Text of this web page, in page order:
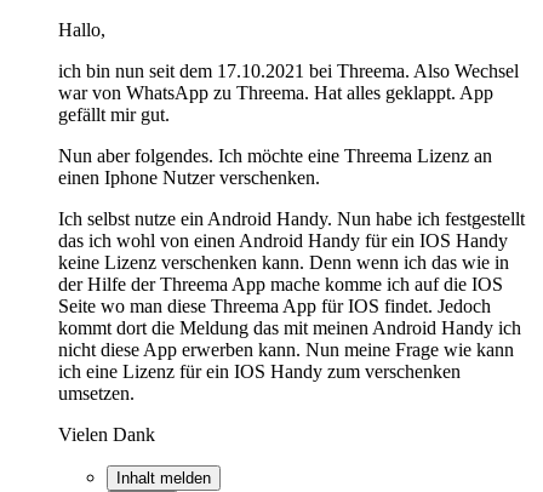
Hallo,
ich bin nun seit dem 17.10.2021 bei Threema. Also Wechsel
war von WhatsApp zu Threema. Hat alles geklappt. App
gefällt mir gut.
Nun aber folgendes. Ich möchte eine Threema Lizenz an
einen Iphone Nutzer verschenken.
Ich selbst nutze ein Android Handy. Nun habe ich festgestellt
das ich wohl von einen Android Handy für ein IOS Handy
keine Lizenz verschenken kann. Denn wenn ich das wie in
der Hilfe der Threema App mache komme ich auf die IOS
Seite wo man diese Threema App für IOS findet. Jedoch
kommt dort die Meldung das mit meinen Android Handy ich
nicht diese App erwerben kann. Nun meine Frage wie kann
ich eine Lizenz für ein IOS Handy zum verschenken
umsetzen.
Vielen Dank
Inhalt melden